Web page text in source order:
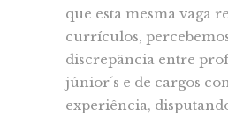
que esta mesma vaga
currículos,
discrepância entre
júnior´s e de cargos
experiência,